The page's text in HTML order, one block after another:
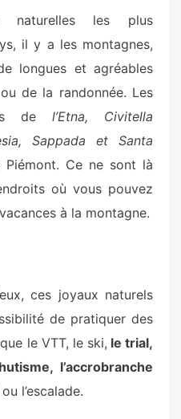
naturelles les plus
il y a les montagnes,
longues et agréables
de la randonnée. Les
de l’Etna, Civitella
Sappada et Santa
Piémont. Ce ne sont là
où vous pouvez
à la montagne.
ces joyaux naturels
de pratiquer des
le VTT, le ski, le trial,
l’accrobranche
l’escalade.